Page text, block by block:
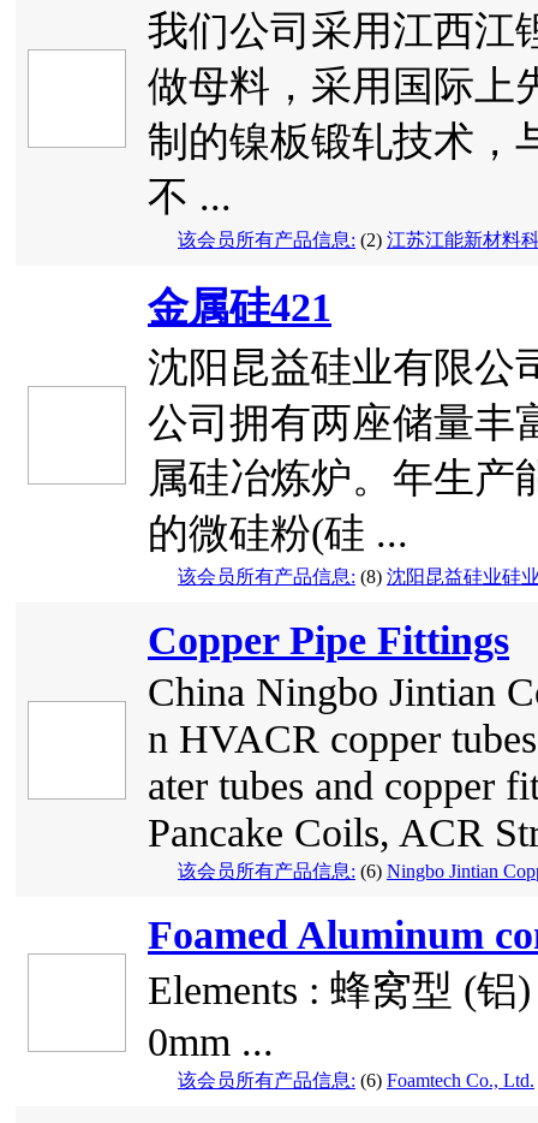
我们公司采用江西江
做母料，采用国际上
制的镍板锻轧技术，
不 ...
该会员所有产品信息: (2) 江苏江能新材料
金属硅421
沈阳昆益硅业有限公
公司拥有两座储量丰
属硅冶炼炉。年生产
的微硅粉(硅 ...
该会员所有产品信息: (8) 沈阳昆益硅业硅
Copper Pipe Fittings
China Ningbo Jintian
n HVACR copper
ater tubes and copper
Pancake Coils, ACR
该会员所有产品信息: (6) Ningbo Jintian
Foamed Aluminum
Elements : 蜂窝型 (
0mm ...
该会员所有产品信息: (6) Foamtech Co., Ltd.